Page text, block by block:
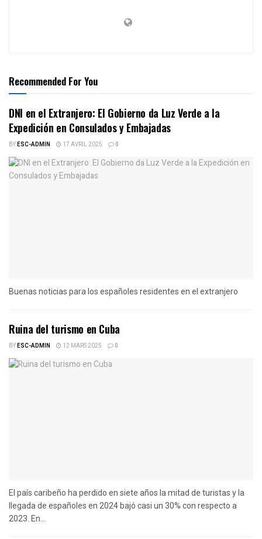
Recommended For You
DNI en el Extranjero: El Gobierno da Luz Verde a la
Expedición en Consulados y Embajadas
BYESC-ADMIN 17 AVRIL 2025 0
Buenas noticias para los españoles residentes en el extranjero
Ruina del turismo en Cuba
BYESC-ADMIN 12 MARS 2025 0
El país caribeño ha perdido en siete años la mitad de turistas y la
llegada de españoles en 2024 bajó casi un 30% con respecto a
2023. En...